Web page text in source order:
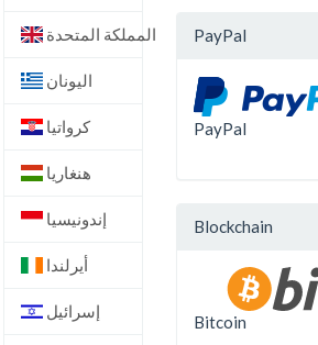
المملكة المتحدة
اليونان
كرواتيا
هنغاريا
إندونيسيا
أيرلندا
إسرائيل
PayPal
PayPal
Blockchain
Bitcoin